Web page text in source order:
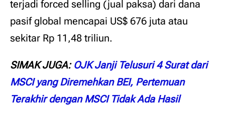
terjadi forced selling (jual paksa) dari dana
pasif global mencapai US$ 676 juta atau
sekitar Rp 11,48 triliun.
SIMAK JUGA: OJK Janji Telusuri 4 Surat dari
MSCI yang Diremehkan BEI, Pertemuan
Terakhir dengan MSCI Tidak Ada Hasil